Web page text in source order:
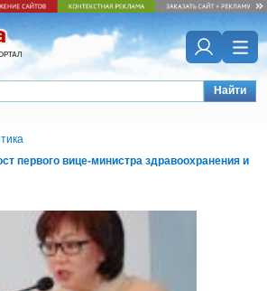
Найти
первого вице-министра здравоохранения и